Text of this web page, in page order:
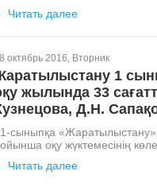
Читать далее
октябрь 2016, Вторник
1
жылында 33
Д.Н.
1-сыныпқа
оқу жүктемесінің
Читать далее